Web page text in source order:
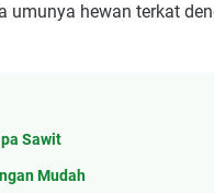
umunya hewan terkat
Sawit
Mudah